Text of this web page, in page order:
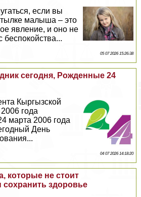
если вы
малыша – это
явление, и оно не
05 07 2026 15:26:38
сегодня, Рожденные 24
Кыргызской
года
марта 2006 года
День
04 07 2026 14:18:20
которые не стоит
здоровье